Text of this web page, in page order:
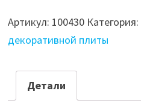
плиты
шпонированный
19
Артикул: 100430 Категория:
декоративной плиты
Детали